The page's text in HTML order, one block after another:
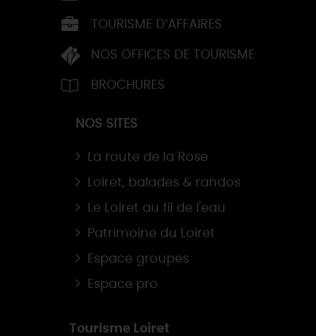
TOURISME D’AFFAIRES
NOS OFFICES DE TOURISME
BROCHURES
NOS SITES
La route de la Rose
Loiret, balades & randos
Le Loiret au fil de l'eau
Patrimoine du Loiret
Espace groupes
Espace pro
Tourisme Loiret